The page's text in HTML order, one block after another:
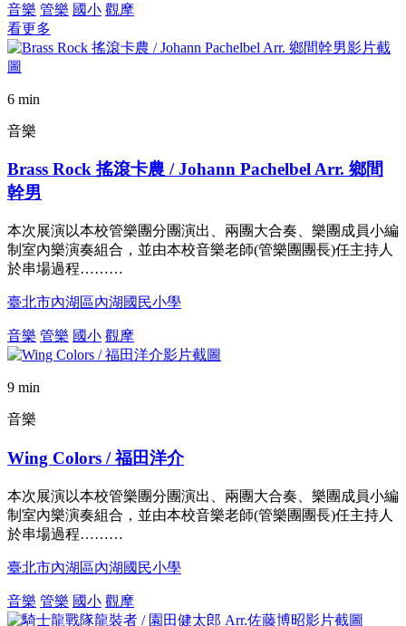
音樂 管樂 國小 觀摩
看更多
6 min
音樂
Brass Rock 搖滾卡農 / Johann Pachelbel Arr. 鄉間
幹男
本次展演以本校管樂團分團演出、兩團大合奏、樂團成員小編
制室內樂演奏組合，並由本校音樂老師(管樂團團長)任主持人
於串場過程………
臺北市內湖區內湖國民小學
音樂 管樂 國小 觀摩
9 min
音樂
Wing Colors / 福田洋介
本次展演以本校管樂團分團演出、兩團大合奏、樂團成員小編
制室內樂演奏組合，並由本校音樂老師(管樂團團長)任主持人
於串場過程………
臺北市內湖區內湖國民小學
音樂 管樂 國小 觀摩